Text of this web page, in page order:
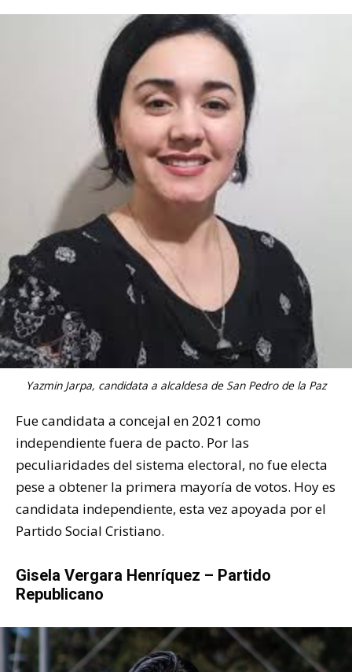
Yazmin Jarpa, candidata a alcaldesa de San Pedro de la Paz
Fue candidata a concejal en 2021 como
independiente fuera de pacto. Por las
peculiaridades del sistema electoral, no fue electa
pese a obtener la primera mayoría de votos. Hoy es
candidata independiente, esta vez apoyada por el
Partido Social Cristiano.
Gisela Vergara Henríquez – Partido
Republicano